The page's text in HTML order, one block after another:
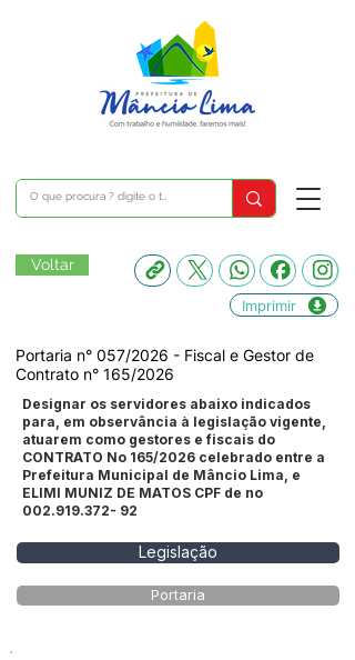
Voltar
Imprimir
Portaria n° 057/2026 - Fiscal e Gestor de
Contrato n° 165/2026
Designar os servidores abaixo indicados
para, em observância à legislação vigente,
atuarem como gestores e fiscais do
CONTRATO No 165/2026 celebrado entre a
Prefeitura Municipal de Mâncio Lima, e
ELIMI MUNIZ DE MATOS CPF de no
002.919.372- 92
Legislação
Portaria